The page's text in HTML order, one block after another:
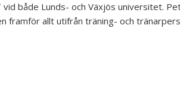
både Lunds- och Växjös universitet.
allt utifrån träning- och